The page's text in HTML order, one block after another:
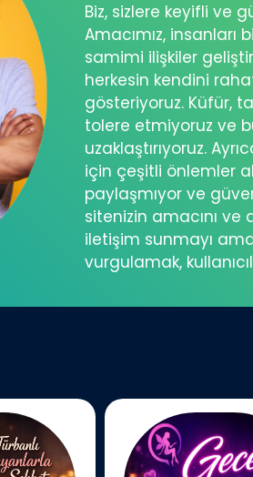
Biz, sizlere keyifli ve
Amacımız,
samimi ilişkiler
herkesin kendini
gösteriyoruz. Küfür,
tolere etmiyoruz ve
uzaklaştırıyoruz.
için çeşitli önlemler
paylaşmıyor ve
sitenizin amacını
iletişim sunmayı
vurgulamak,